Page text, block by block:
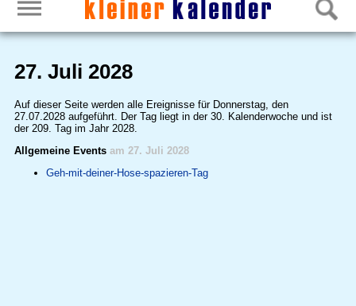
27. Juli 2028
Auf dieser Seite werden alle Ereignisse für Donnerstag, den
27.07.2028 aufgeführt. Der Tag liegt in der 30. Kalenderwoche und ist
der 209. Tag im Jahr 2028.
Allgemeine Events am 27. Juli 2028
Geh-mit-deiner-Hose-spazieren-Tag